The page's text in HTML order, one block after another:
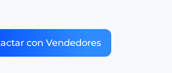
con Vendedores